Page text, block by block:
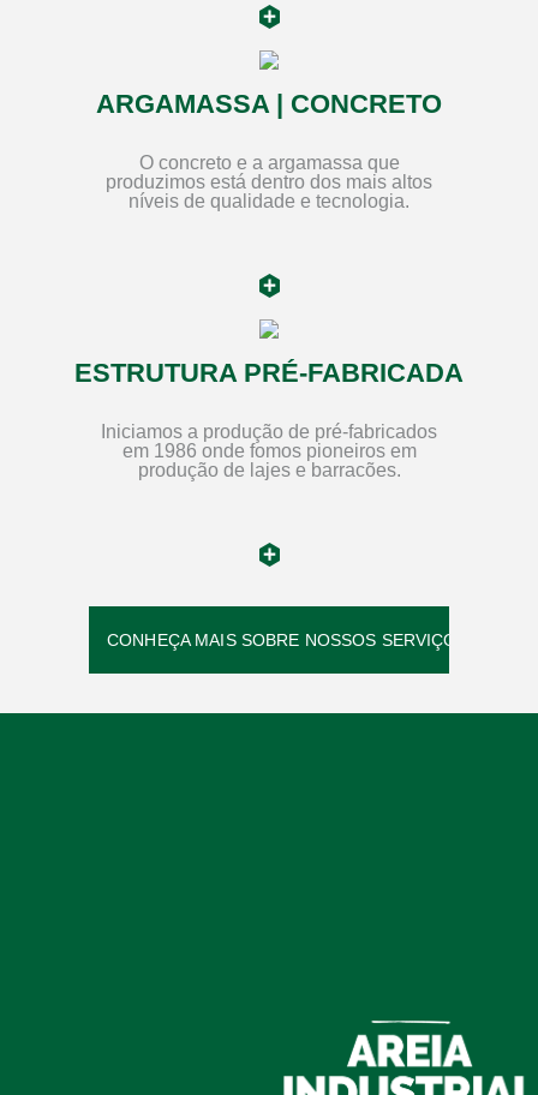
ARGAMASSA | CONCRETO
O concreto e a argamassa que
produzimos está dentro dos mais altos
níveis de qualidade e tecnologia.
ESTRUTURA PRÉ-FABRICADA
Iniciamos a produção de pré-fabricados
em 1986 onde fomos pioneiros em
produção de lajes e barracões.
CONHEÇA MAIS SOBRE NOSSOS SERVIÇOS